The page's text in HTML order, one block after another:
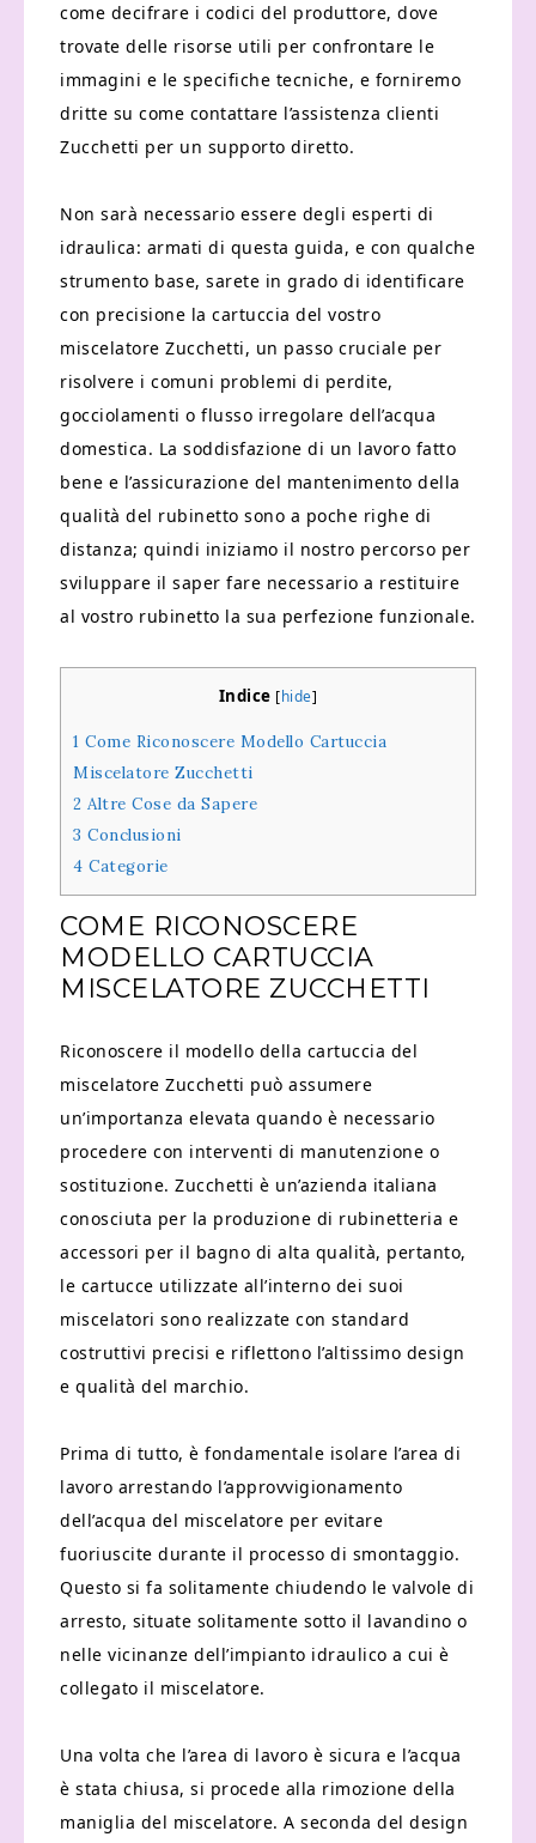
come decifrare i codici del produttore, dove
trovate delle risorse utili per confrontare le
immagini e le specifiche tecniche, e forniremo
dritte su come contattare l’assistenza clienti
Zucchetti per un supporto diretto.
Non sarà necessario essere degli esperti di
idraulica: armati di questa guida, e con qualche
strumento base, sarete in grado di identificare
con precisione la cartuccia del vostro
miscelatore Zucchetti, un passo cruciale per
risolvere i comuni problemi di perdite,
gocciolamenti o flusso irregolare dell’acqua
domestica. La soddisfazione di un lavoro fatto
bene e l’assicurazione del mantenimento della
qualità del rubinetto sono a poche righe di
distanza; quindi iniziamo il nostro percorso per
sviluppare il saper fare necessario a restituire
al vostro rubinetto la sua perfezione funzionale.
Indice [hide]
1 Come Riconoscere Modello Cartuccia
Miscelatore Zucchetti
2 Altre Cose da Sapere
3 Conclusioni
4 Categorie
COME RICONOSCERE
MODELLO CARTUCCIA
MISCELATORE ZUCCHETTI
Riconoscere il modello della cartuccia del
miscelatore Zucchetti può assumere
un’importanza elevata quando è necessario
procedere con interventi di manutenzione o
sostituzione. Zucchetti è un’azienda italiana
conosciuta per la produzione di rubinetteria e
accessori per il bagno di alta qualità, pertanto,
le cartucce utilizzate all’interno dei suoi
miscelatori sono realizzate con standard
costruttivi precisi e riflettono l’altissimo design
e qualità del marchio.
Prima di tutto, è fondamentale isolare l’area di
lavoro arrestando l’approvvigionamento
dell’acqua del miscelatore per evitare
fuoriuscite durante il processo di smontaggio.
Questo si fa solitamente chiudendo le valvole di
arresto, situate solitamente sotto il lavandino o
nelle vicinanze dell’impianto idraulico a cui è
collegato il miscelatore.
Una volta che l’area di lavoro è sicura e l’acqua
è stata chiusa, si procede alla rimozione della
maniglia del miscelatore. A seconda del design